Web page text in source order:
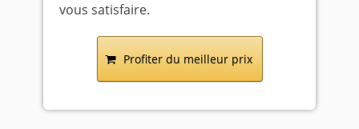
vous satisfaire.
Profiter du meilleur prix